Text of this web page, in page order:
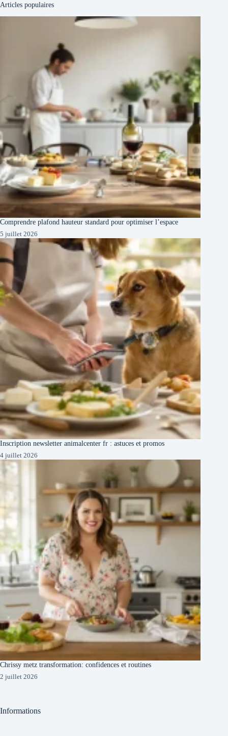
Articles populaires
Comprendre plafond hauteur standard pour optimiser l’espace
5 juillet 2026
Inscription newsletter animalcenter fr : astuces et promos
4 juillet 2026
Chrissy metz transformation: confidences et routines
2 juillet 2026
Informations